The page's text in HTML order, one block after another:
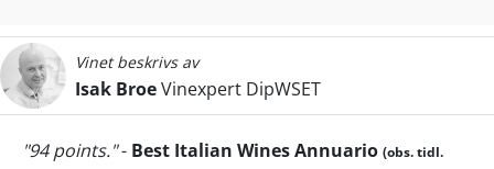
Vinet beskrivs av
Isak BroeVinexpert DipWSET
"94 points."- Best Italian Wines Annuario (obs. tidl.